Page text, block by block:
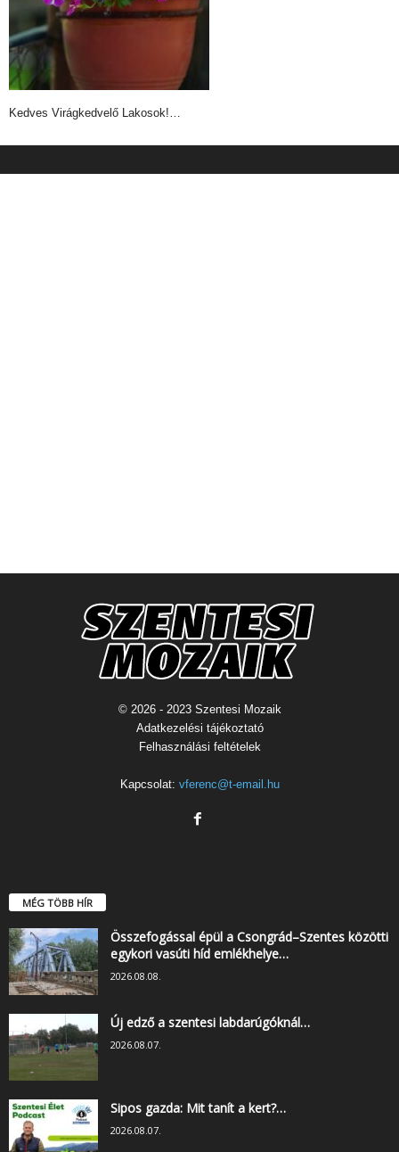
Kedves Virágkedvelő Lakosok!…
© 2026 - 2023 Szentesi Mozaik
Adatkezelési tájékoztató
Felhasználási feltételek
Kapcsolat: vferenc@t-email.hu
MÉG TÖBB HÍR
Összefogással épül a Csongrád–Szentes közötti
egykori vasúti híd emlékhelye…
2026.08.08.
Új edző a szentesi labdarúgóknál…
2026.08.07.
Sipos gazda: Mit tanít a kert?…
2026.08.07.